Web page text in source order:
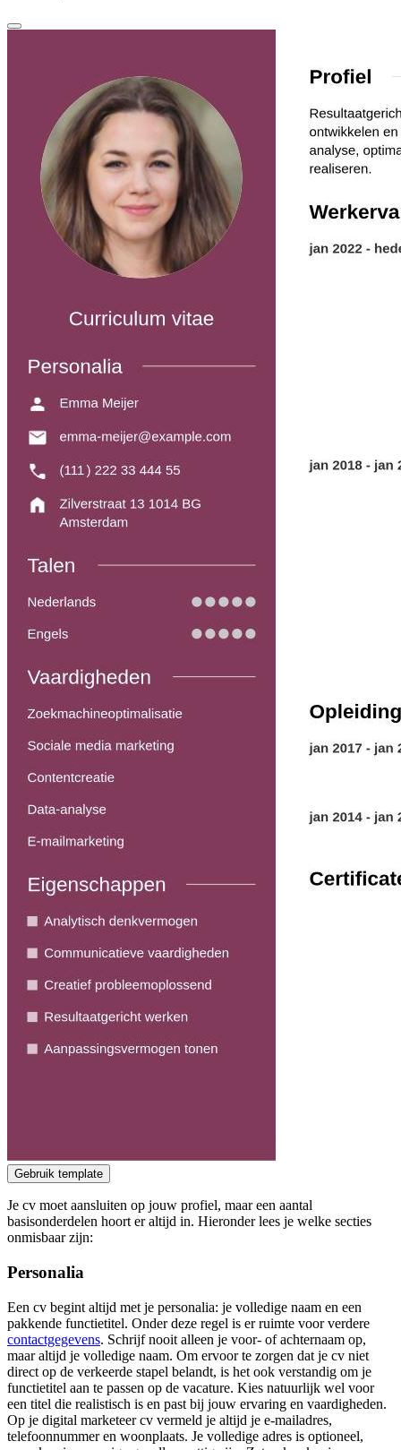
Gebruik template
Je cv moet aansluiten op jouw profiel, maar een aantal
basisonderdelen hoort er altijd in. Hieronder lees je welke secties
onmisbaar zijn:
Personalia
Een cv begint altijd met je personalia: je volledige naam en een
pakkende functietitel. Onder deze regel is er ruimte voor verdere
contactgegevens. Schrijf nooit alleen je voor- of achternaam op,
maar altijd je volledige naam. Om ervoor te zorgen dat je cv niet
direct op de verkeerde stapel belandt, is het ook verstandig om je
functietitel aan te passen op de vacature. Kies natuurlijk wel voor
een titel die realistisch is en past bij jouw ervaring en vaardigheden.
Op je digital marketeer cv vermeld je altijd je e-mailadres,
telefoonnummer en woonplaats. Je volledige adres is optioneel,